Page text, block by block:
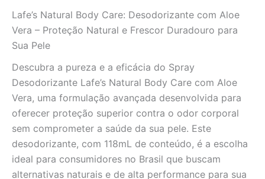
oz)
quantidade
Lafe’s Natural Body Care: Desodorizante com Aloe
Vera – Proteção Natural e Frescor Duradouro para
Sua Pele
Descubra a pureza e a eficácia do Spray
Desodorizante Lafe’s Natural Body Care com Aloe
Vera, uma formulação avançada desenvolvida para
oferecer proteção superior contra o odor corporal
sem comprometer a saúde da sua pele. Este
desodorizante, com 118mL de conteúdo, é a escolha
ideal para consumidores no Brasil que buscam
alternativas naturais e de alta performance para sua